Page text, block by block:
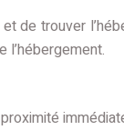
trouver